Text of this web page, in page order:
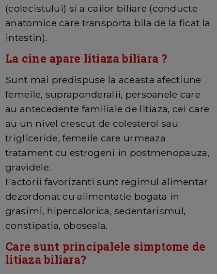
(colecistului) si a cailor biliare (conducte
anatomice care transporta bila de la ficat la
intestin).
La cine apare litiaza biliara ?
Sunt mai predispuse la aceasta afectiune
femeile, supraponderalii, persoanele care
au antecedente familiale de litiaza, cei care
au un nivel crescut de colesterol sau
trigliceride, femeile care urmeaza
tratament cu estrogeni in postmenopauza,
gravidele.
Factorii favorizanti sunt regimul alimentar
dezordonat cu alimentatie bogata in
grasimi, hipercalorica, sedentarismul,
constipatia, oboseala.
Care sunt principalele simptome de
litiaza biliara?